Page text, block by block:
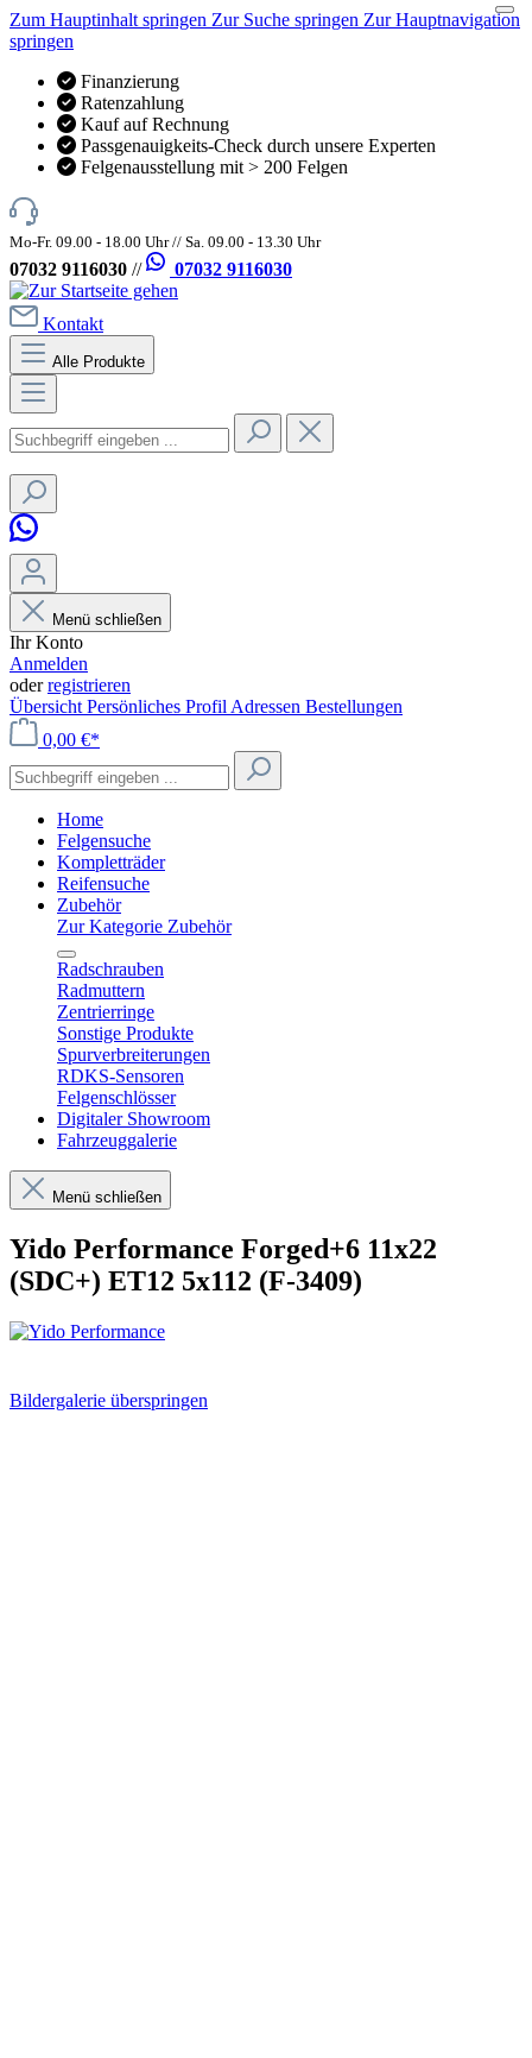
Zum Hauptinhalt springen Zur Suche springen Zur Hauptnavigation
springen
Finanzierung
Ratenzahlung
Kauf auf Rechnung
Passgenauigkeits-Check durch unsere Experten
Felgenausstellung mit > 200 Felgen
Mo-Fr. 09.00 - 18.00 Uhr // Sa. 09.00 - 13.30 Uhr
07032 9116030 // 07032 9116030
Kontakt
Alle Produkte
Menü schließen
Ihr Konto
Anmelden
oderregistrieren
Übersicht Persönliches Profil Adressen Bestellungen
0,00 €*
Home
Felgensuche
Kompletträder
Reifensuche
Zubehör
Zur Kategorie Zubehör
Radschrauben
Radmuttern
Zentrierringe
Sonstige Produkte
Spurverbreiterungen
RDKS-Sensoren
Felgenschlösser
Digitaler Showroom
Fahrzeuggalerie
Menü schließen
Yido Performance Forged+6 11x22
(SDC+) ET12 5x112 (F-3409)
Bildergalerie überspringen